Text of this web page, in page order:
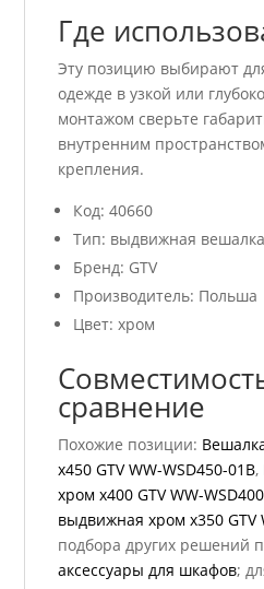
Где
Эту позицию выбирают
одежде в узкой или
монтажом сверьте
внутренним
крепления.
Код: 40660
Тип: выдвижная вешалка
Бренд: GTV
Производитель: Польша
Цвет: хром
сравнение
Похожие позиции:
x450 GTV WW-WSD450-01B,
хром x400 GTV WW-
выдвижная хром x350 GTV
подбора других решений
аксессуары для шкафов;